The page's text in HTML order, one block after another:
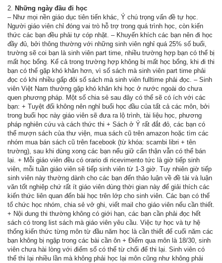
2. Những ngày đầu đi học
– Như mọi nền giáo dục tiên tiến khác, Ý chú trọng vấn đề tự học.
Người giáo viên chỉ đóng vai trò hỗ trợ trong quá trình học, còn kiến
thức các bạn đều phải tự cóp nhặt. – Khuyến khích các bạn nên đi học
đầy đủ, bởi thông thường với những sinh viên nghỉ quá 25% số buổi,
trường sẽ coi bạn là sinh viên part time, nhiều trường hợp bạn có thể bị
mất học bổng. Kể cả trong trường hợp không bị mất học bổng, khi đi thi
bạn có thể gặp khó khăn hơn, vì số sách mà sinh viên part time phải
đọc có khi nhiều gấp đôi số sách mà sinh viên fulltime phải đọc. – Sinh
viên Việt Nam thường gặp khó khăn khi học ở nước ngoài do chưa
quen phương pháp. Một số chia sẻ sau đây có thể sẽ có ích với các
bạn: + Tuyệt đối không nên nghỉ buổi học đầu của tất cả các môn, bởi
trong buổi học này giáo viên sẽ đưa ra lộ trình, tài liệu học, phương
pháp nghiên cứu và cách thức thi + Sách ở Ý rất đắt đỏ, các bạn có
thể mượn sách của thư viện, mua sách cũ trên amazon hoặc tìm các
nhóm mua bán sách cũ trên facebook (từ khóa: scambi libri + tên
trường), sau khi dùng xong các bạn nếu giữ cẩn thận vẫn có thể bán
lại. + Mỗi giáo viên đều có orario di ricevimento tức là giờ tiếp sinh
viên, mỗi tuần giáo viên sẽ tiếp sinh viên từ 1-3 giờ. Tuy nhiên giờ tiếp
sinh viên này thường dành cho các bạn đến thảo luận về đề tài và luận
văn tốt nghiệp chứ rất ít giáo viên dùng thời gian này để giải thích các
kiến thức liên quan đến bài học trên lớp cho sinh viên. Các bạn có thể
tổ chức học nhóm, chia sẻ vở ghi, viết mail cho giáo viên nếu cần thiết.
+ Nội dung thi thường không có giới hạn, các bạn cần phải đọc hết
sách có trong list sách mà giáo viên yêu cầu. Việc tự học và tự hệ
thống kiến thức từng môn từ đầu năm học là cần thiết để cuối năm các
bạn không bị ngập trong các bài cần ôn + Điểm qua môn là 18/30, sinh
viên chưa hài lòng với điểm số có thể từ chối để thi lại. Sinh viên có
thể thi lại nhiều lần mà không phải học lại môn cũng như không phải